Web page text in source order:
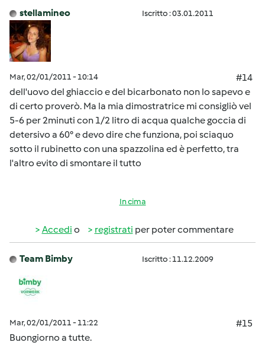
stellamineo Iscritto : 03.01.2011
Mar, 02/01/2011 - 10:14
#14
dell'uovo del ghiaccio e del bicarbonato non lo sapevo e
di certo proverò. Ma la mia dimostratrice mi consigliò vel
5-6 per 2minuti con 1/2 litro di acqua qualche goccia di
detersivo a 60° e devo dire che funziona, poi sciaquo
sotto il rubinetto con una spazzolina ed è perfetto, tra
l'altro evito di smontare il tutto
In cima
Accedi o registrati per poter commentare
Team Bimby Iscritto : 11.12.2009
Mar, 02/01/2011 - 11:22
#15
Buongiorno a tutte.